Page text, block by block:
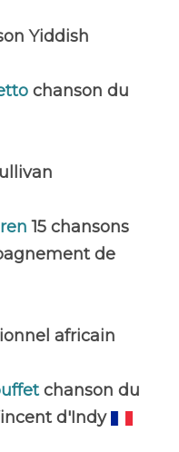
Yiddish
chanson du
15 chansons
de
africain
chanson du
d'Indy